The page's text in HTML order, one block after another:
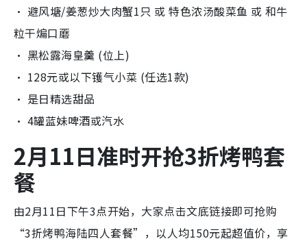
‧ 避风塘/姜葱炒大肉蟹1只 或 特色浓汤酸菜鱼 或 和牛
粒干煸口蘑
‧ 黑松露海皇羹 (位上)
‧ 128元或以下镬气小菜 (任选1款)
‧ 是日精选甜品
‧ 4罐蓝妹啤酒或汽水
2月11日准时开抢3折烤鸭套
餐
由2月11日下午3点开始，大家点击文底链接即可抢购
“3折烤鸭海陆四人套餐”，以人均150元起超值价，享